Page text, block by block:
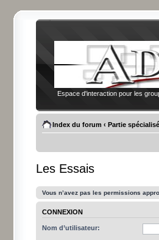
Espace d'interaction pour les
Index du forum ‹ Partie
Les Essais
Vous n’avez pas les permissions
CONNEXION
Nom d’utilisateur: